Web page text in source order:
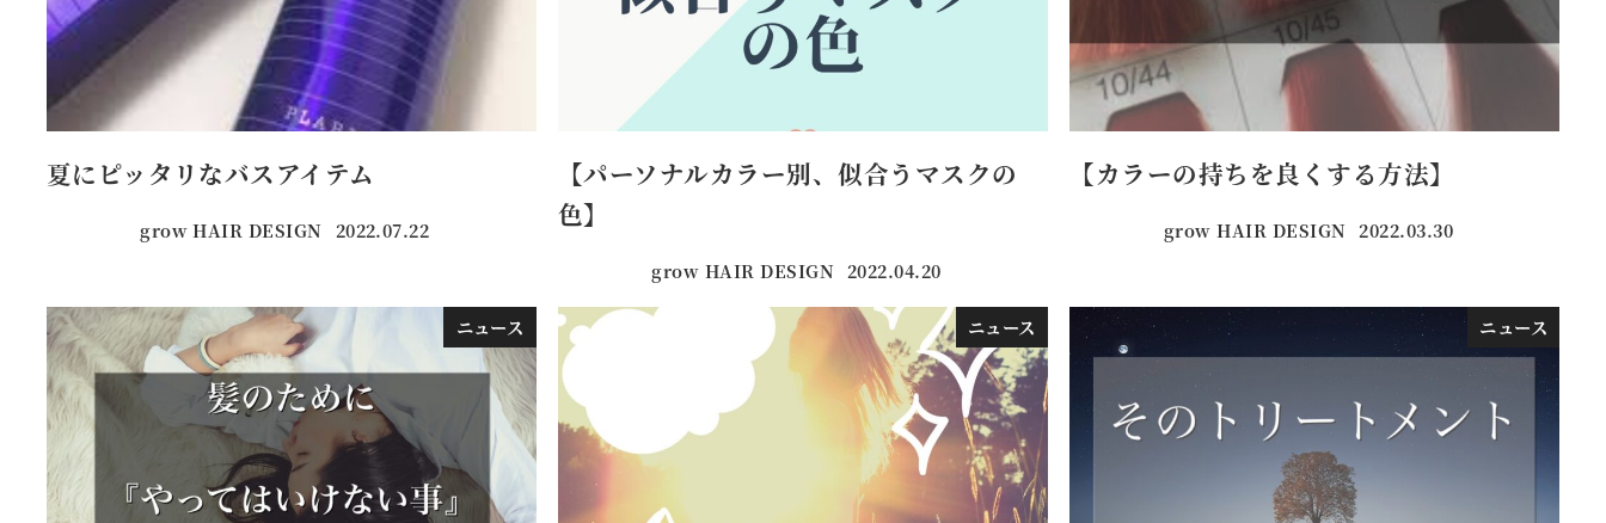
夏にピッタリなバスアイテム
grow HAIR DESIGN 投稿日
2022.07.22
【パーソナルカラー別、似合うマスクの
色】
grow HAIR DESIGN 投稿日
2022.04.20
【カラーの持ちを良くする方法】
grow HAIR DESIGN 投稿日
2022.03.30
ニュース ニュース ニュース